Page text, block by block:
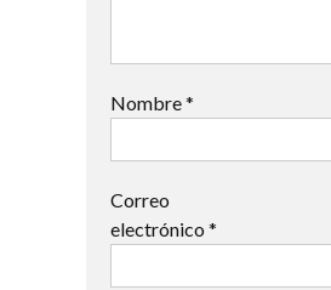
Nombre*
Correo
electrónico *